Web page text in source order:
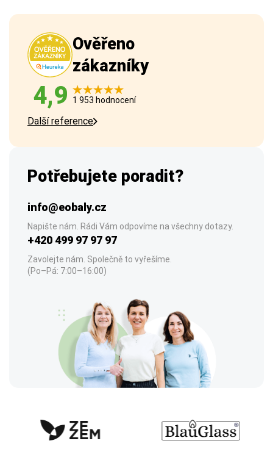
Ověřeno
zákazníky
4,9 1 953 hodnocení
Další reference
Potřebujete poradit?
info@eobaly.cz
Napište nám. Rádi Vám odpovíme na všechny dotazy.
+420 499 97 97 97
Zavolejte nám. Společně to vyřešíme.
(Po–Pá: 7:00–16:00)